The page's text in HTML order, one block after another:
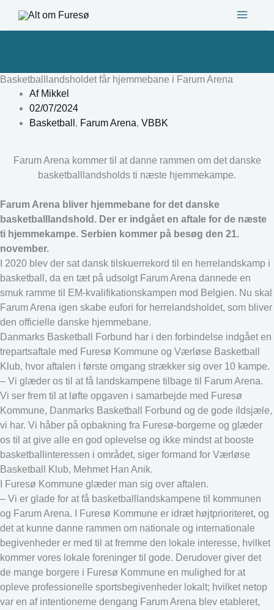
Basketballlandsholdet får hjemmebane i Farum Arena
AfMikkel
02/07/2024
Basketball , Farum Arena, VBBK
Farum Arena kommer til at danne rammen om det danske
basketballlandsholds ti næste hjemmekampe.
Farum Arena bliver hjemmebane for det danske
basketballlandshold. Der er indgået en aftale for de næste
ti hjemmekampe. Serbien kommer på besøg den 21.
november.
I 2020 blev der sat dansk tilskuerrekord til en herrelandskamp i
basketball, da en tæt på udsolgt Farum Arena dannede en
smuk ramme til EM-kvalifikationskampen mod Belgien. Nu skal
Farum Arena igen skabe eufori for herrelandsholdet, som bliver
den officielle danske hjemmebane.
Danmarks Basketball Forbund har i den forbindelse indgået en
trepartsaftale med Furesø Kommune og Værløse Basketball
Klub, hvor aftalen i første omgang strækker sig over 10 kampe.
– Vi glæder os til at få landskampene tilbage til Farum Arena.
Vi ser frem til at løfte opgaven i samarbejde med Furesø
Kommune, Danmarks Basketball Forbund og de gode ildsjæle,
vi har. Vi håber på opbakning fra Furesø-borgerne og glæder
os til at give alle en god oplevelse og ikke mindst at booste
basketballinteressen i området, siger formand for Værløse
Basketball Klub, Mehmet Han Anik.
I Furesø Kommune glæder man sig over aftalen.
– Vi er glade for at få basketballlandskampene til kommunen
og Farum Arena. I Furesø Kommune er idræt højtprioriteret, og
det at kunne danne rammen om nationale og internationale
begivenheder er med til at fremme den lokale interesse, hvilket
kommer vores lokale foreninger til gode. Derudover giver det
de mange borgere i Furesø Kommune en mulighed for at
opleve professionelle sportsbegivenheder lokalt; hvilket netop
var en af intentionerne dengang Farum Arena blev etableret,